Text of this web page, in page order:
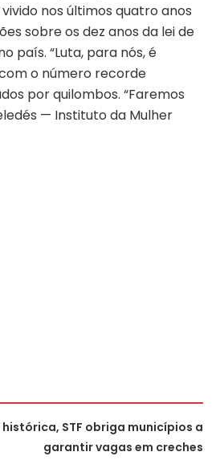
nos últimos quatro anos
sobre os dez anos da lei de
país. “Luta, para nós, é
o número recorde
por quilombos. “Faremos
— Instituto da Mulher
histórica, STF obriga municípios a
garantir vagas em creches